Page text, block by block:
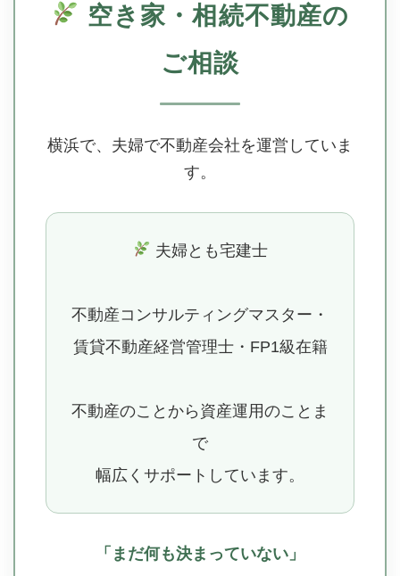
空き家・相続不動産の
ご相談
横浜で、夫婦で不動産会社を運営していま
す。
夫婦とも宅建士
不動産コンサルティングマスター・
賃貸不動産経営管理士・FP1級在籍
不動産のことから資産運用のことま
で
幅広くサポートしています。
「まだ何も決まっていない」